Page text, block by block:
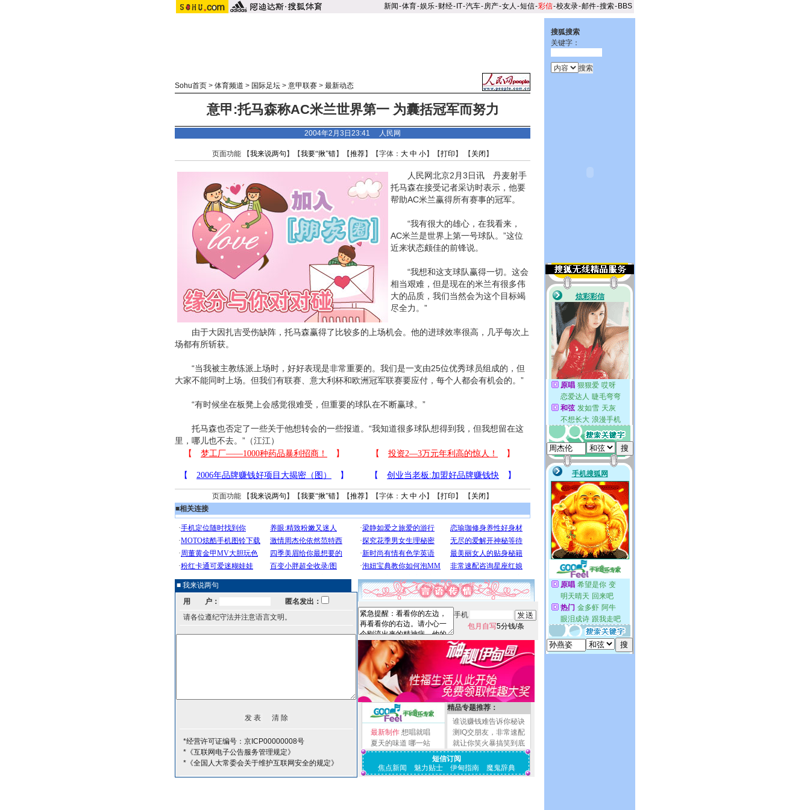
新闻-体育-娱乐-财经- IT-汽车-房产-女人 -短信-彩信-校友录-邮件-搜索- BBS
Sohu首页 > 体育频道 > 国际足坛 > 意甲联赛 > 最新动态
意甲:托马森称AC米兰世界第一 为囊括冠军而努力
2004年2月3日23:41 人民网
页面功能 【我来说两句 】【我要“揪”错】【推荐】【字体： 大 中 小】【打印 】 【 关闭 】
人民网北京2月3日讯 丹麦射手
托马森在接受记者采访时表示，他要
帮助AC米兰赢得所有赛事的冠军。
“我有很大的雄心，在我看来，
AC米兰是世界上第一号球队。”这位
近来状态颇佳的前锋说。
“我想和这支球队赢得一切。这会
相当艰难，但是现在的米兰有很多伟
大的品质，我们当然会为这个目标竭
尽全力。”
由于大因扎吉受伤缺阵，托马森赢得了比较多的上场机会。他的进球效率很高，几乎每次上
场都有所斩获。
“当我被主教练派上场时，好好表现是非常重要的。我们是一支由25位优秀球员组成的，但
大家不能同时上场。但我们有联赛、意大利杯和欧洲冠军联赛要应付，每个人都会有机会的。”
“有时候坐在板凳上会感觉很难受，但重要的球队在不断赢球。”
托马森也否定了一些关于他想转会的一些报道。“我知道很多球队想得到我，但我想留在这
里，哪儿也不去。”（江江）
页面功能 【我来说两句 】【我要“揪”错】【推荐】【字体： 大 中 小】【打印 】 【 关闭 】
■相关连接
■ 我来说两句
用 户：
匿名发出：
请各位遵纪守法并注意语言文明。
*经营许可证编号：京ICP00000008号
*《互联网电子公告服务管理规定》
*《全国人大常委会关于维护互联网安全的规定》
手机
包月自写5分钱/条
最新制作 想唱就唱
夏天的味道 哪一站
精品专题推荐：
谁说赚钱难告诉你秘诀
测IQ交朋友，非常速配
就让你笑火暴搞笑到底
短信订阅
焦点新闻
魅力贴士 伊甸指南 魔鬼辞典
搜狐搜索
关键字：